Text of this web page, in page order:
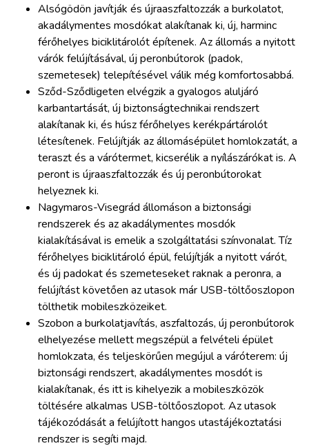
Alsógödön javítják és újraaszfaltozzák a burkolatot,
akadálymentes mosdókat alakítanak ki, új, harminc
férőhelyes biciklitárolót építenek. Az állomás a nyitott
várók felújításával, új peronbútorok (padok,
szemetesek) telepítésével válik még komfortosabbá.
Sződ-Sződligeten elvégzik a gyalogos aluljáró
karbantartását, új biztonságtechnikai rendszert
alakítanak ki, és húsz férőhelyes kerékpártárolót
létesítenek. Felújítják az állomásépület homlokzatát, a
teraszt és a várótermet, kicserélik a nyílászárókat is. A
peront is újraaszfaltozzák és új peronbútorokat
helyeznek ki.
Nagymaros-Visegrád állomáson a biztonsági
rendszerek és az akadálymentes mosdók
kialakításával is emelik a szolgáltatási színvonalat. Tíz
férőhelyes biciklitároló épül, felújítják a nyitott várót,
és új padokat és szemeteseket raknak a peronra, a
felújítást követően az utasok már USB-töltőoszlopon
tölthetik mobileszközeiket.
Szobon a burkolatjavítás, aszfaltozás, új peronbútorok
elhelyezése mellett megszépül a felvételi épület
homlokzata, és teljeskörűen megújul a váróterem: új
biztonsági rendszert, akadálymentes mosdót is
kialakítanak, és itt is kihelyezik a mobileszközök
töltésére alkalmas USB-töltőoszlopot. Az utasok
tájékozódását a felújított hangos utastájékoztatási
rendszer is segíti majd.